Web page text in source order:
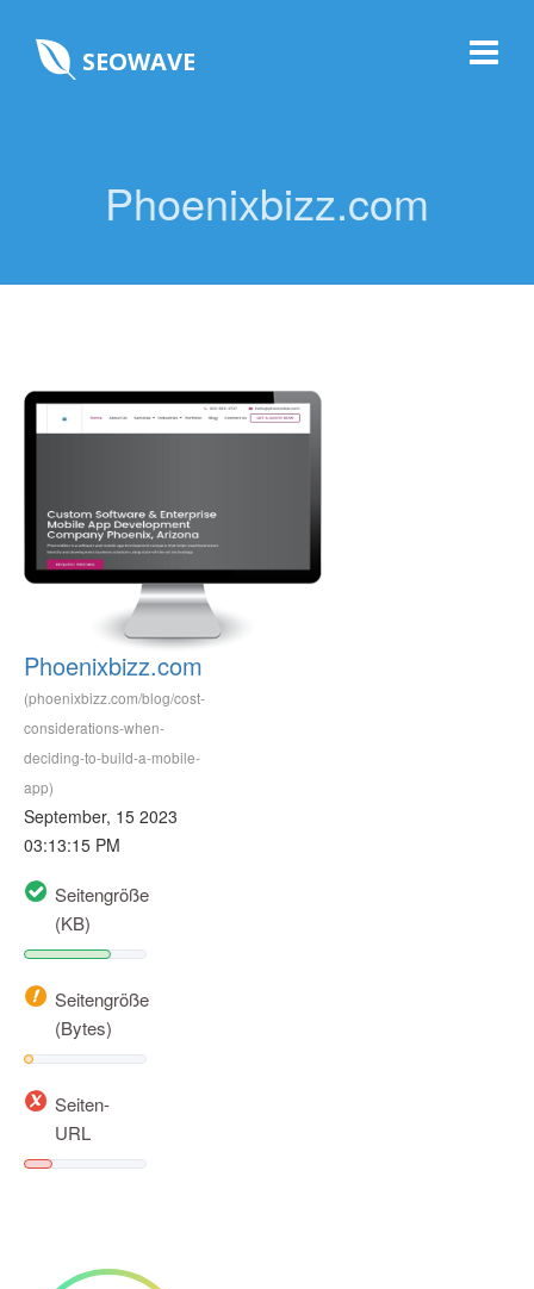
SEOWAVE
Phoenixbizz.com
Phoenixbizz.com
(phoenixbizz.com/blog/cost-
considerations-when-
deciding-to-build-a-mobile-
app)
September, 15 2023
03:13:15 PM
Seitengröße
(KB)
Seitengröße
(Bytes)
Seiten-
URL